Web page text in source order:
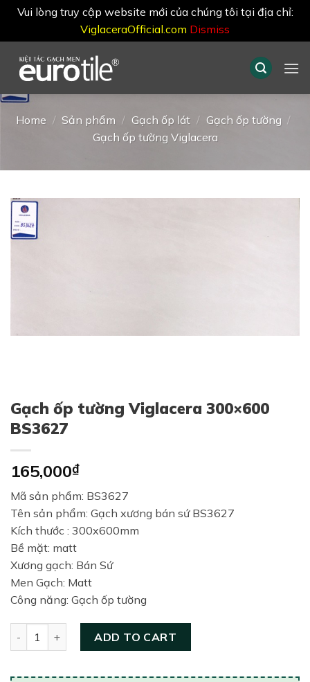
Vui lòng truy cập website mới của chúng tôi tại địa chỉ:
ViglaceraOfficial.com Dismiss
content
Home / Sản phẩm / Gạch ốp lát / Gạch ốp tường /
Gạch ốp tường Viglacera
Gạch ốp tường Viglacera 300×600
BS3627
165,000₫
Mã sản phẩm: BS3627
Tên sản phẩm: Gạch xương bán sứ BS3627
Kích thước : 300x600mm
Bề mặt: matt
Xương gạch: Bán Sứ
Men Gạch: Matt
Công năng: Gạch ốp tường
ADD TO CART